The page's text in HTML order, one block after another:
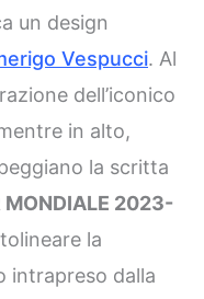
un design
Vespucci. Al
dell’iconico
in alto,
la scritta
MONDIALE 2023-
la
intrapreso dalla